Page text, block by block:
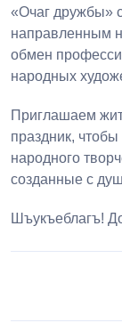
«Очаг дружбы»
направленным
обмен
народных
Приглашаем
праздник,
народного
созданные с
Шъукъеблагъ!